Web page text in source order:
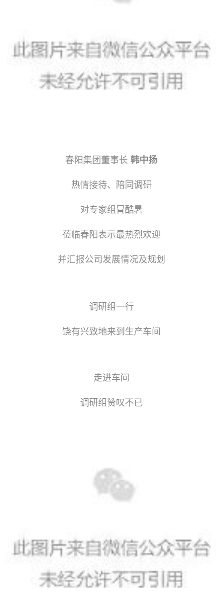
春阳集团董事长韩中扬
热情接待、陪同调研
对专家组冒酷暑
莅临春阳表示最热烈欢迎
并汇报公司发展情况及规划
调研组一行
饶有兴致地来到生产车间
走进车间
调研组赞叹不已